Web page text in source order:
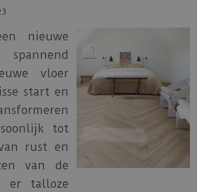
nieuwe
vloer
start en
tot
rust en
van de
er talloze